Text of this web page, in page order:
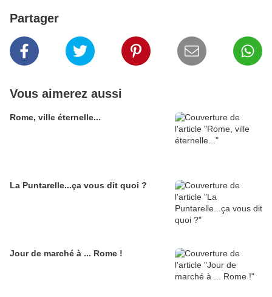
Partager
Vous aimerez aussi
Rome, ville éternelle...
La Puntarelle...ça vous dit quoi ?
Jour de marché à ... Rome !